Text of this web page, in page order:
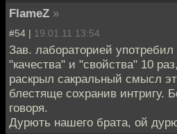
FlameZ »
#54 | 19.01.11 13:54
Зав. лабораторией
"качества" и "свойства" 10
раскрыл сакральный смысл
блестяще сохранив интригу.
говоря.
Дурють нашего брата, ой